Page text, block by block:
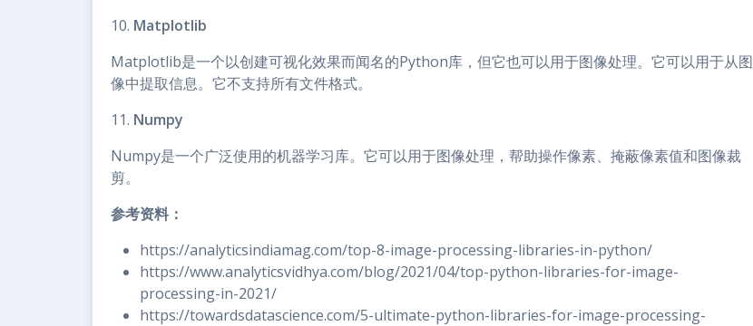
10. Matplotlib
Matplotlib是一个以创建可视化效果而闻名的Python库，但它也可以用于图像处理。它可以用于从图
像中提取信息。它不支持所有文件格式。
11. Numpy
Numpy是一个广泛使用的机器学习库。它可以用于图像处理，帮助操作像素、掩蔽像素值和图像裁
剪。
参考资料：
https://analyticsindiamag.com/top-8-image-processing-libraries-in-python/
https://www.analyticsvidhya.com/blog/2021/04/top-python-libraries-for-image-
processing-in-2021/
https://towardsdatascience.com/5-ultimate-python-libraries-for-image-processing-